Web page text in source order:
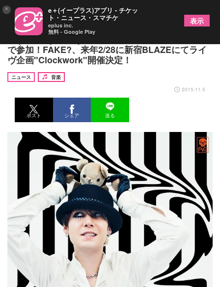
Pay money To my PainのPABLO＆ZAXもサポート
で参加！FAKE?、来年2/28に新宿BLAZEにてライ
ヴ企画"Clockwork"開催決定！
ニュース
音楽
2015.11.5
ポスト シェア 送る
× e＋(イープラス)アプリ - チケッ
ト・ニュース・スマチケ
eplus inc.
無料 - Google Play
表示